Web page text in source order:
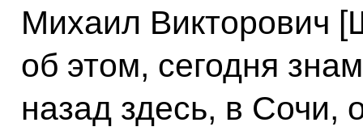
Михаил Викторович
об этом, сегодня
назад здесь, в Сочи,